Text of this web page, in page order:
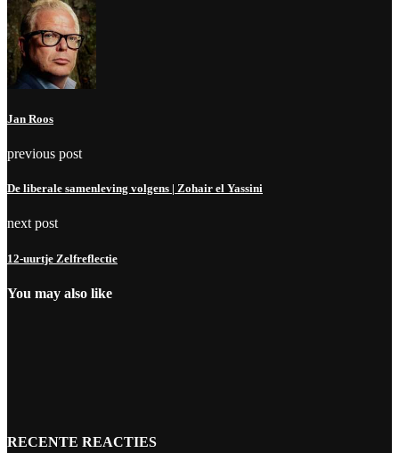
Jan Roos
previous post
De liberale samenleving volgens | Zohair el Yassini
next post
12-uurtje Zelfreflectie
You may also like
RECENTE REACTIES